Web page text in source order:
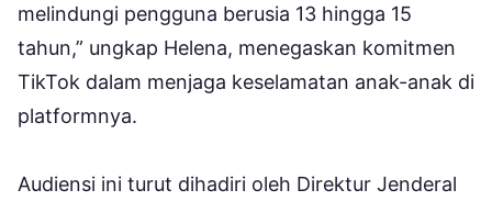
melindungi pengguna berusia 13 hingga 15
tahun,” ungkap Helena, menegaskan komitmen
TikTok dalam menjaga keselamatan anak-anak di
platformnya.
Audiensi ini turut dihadiri oleh Direktur Jenderal